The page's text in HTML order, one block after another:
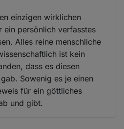
einzigen wirklichen
ein persönlich verfasstes
Alles reine menschliche
ist kein
dass es diesen
Sowenig es je einen
für ein göttliches
und gibt.